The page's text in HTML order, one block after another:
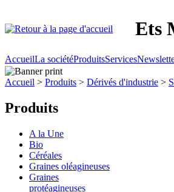
Ets
AccueilLa sociétéProduitsServices
Accueil > Produits > Dérivés d'industrie >
Produits
A la Une
Bio
Céréales
Graines oléagineuses
Graines
protéagineuses